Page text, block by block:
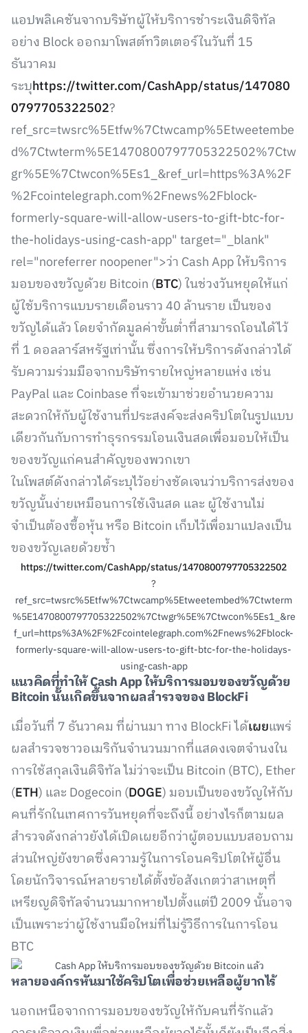
แอปพลิเคชันจากบริษัทผู้ให้บริการชำระเงินดิจิทัล
อย่าง Block ออกมาโพสต์ทวิตเตอร์ในวันที่ 15
ธันวาคม
ระบุhttps://twitter.com/CashApp/status/147080
0797705322502?
ref_src=twsrc%5Etfw%7Ctwcamp%5Etweetembe
d%7Ctwterm%5E1470800797705322502%7Ctw
gr%5E%7Ctwcon%5Es1_&ref_url=https%3A%2F
%2Fcointelegraph.com%2Fnews%2Fblock-
formerly-square-will-allow-users-to-gift-btc-for-
the-holidays-using-cash-app" target="_blank"
rel="noreferrer noopener">ว่า Cash App ให้บริการ
มอบของขวัญด้วย Bitcoin (BTC) ในช่วงวันหยุดให้แก่
ผู้ใช้บริการแบบรายเดือนราว 40 ล้านราย เป็นของ
ขวัญได้แล้ว โดยจำกัดมูลค่าขั้นต่ำที่สามารถโอนได้ไว้
ที่ 1 ดอลลาร์สหรัฐเท่านั้น ซึ่งการให้บริการดังกล่าวได้
รับความร่วมมือจากบริษัทรายใหญ่หลายแห่ง เช่น
PayPal และ Coinbase ที่จะเข้ามาช่วยอำนวยความ
สะดวกให้กับผู้ใช้งานที่ประสงค์จะส่งคริปโตในรูปแบบ
เดียวกันกับการทำธุรกรรมโอนเงินสดเพื่อมอบให้เป็น
ของขวัญแก่คนสำคัญของพวกเขา
ในโพสต์ดังกล่าวได้ระบุไว้อย่างชัดเจนว่าบริการส่งของ
ขวัญนั้นง่ายเหมือนการใช้เงินสด และ ผู้ใช้งานไม่
จำเป็นต้องซื้อหุ้น หรือ Bitcoin เก็บไว้เพื่อมาแปลงเป็น
ของขวัญเลยด้วยซ้ำ
https://twitter.com/CashApp/status/1470800797705322502
?
ref_src=twsrc%5Etfw%7Ctwcamp%5Etweetembed%7Ctwterm
%5E1470800797705322502%7Ctwgr%5E%7Ctwcon%5Es1_&re
f_url=https%3A%2F%2Fcointelegraph.com%2Fnews%2Fblock-
formerly-square-will-allow-users-to-gift-btc-for-the-holidays-
using-cash-app
แนวคิดที่ทำให้ Cash App ให้บริการมอบของขวัญด้วย
Bitcoin นั้นเกิดขึ้นจากผลสำรวจของ BlockFi
เมื่อวันที่ 7 ธันวาคม ที่ผ่านมา ทาง BlockFi ได้เผยแพร่
ผลสำรวจชาวอเมริกันจำนวนมากที่แสดงเจตจำนงใน
การใช้สกุลเงินดิจิทัล ไม่ว่าจะเป็น Bitcoin (BTC), Ether
(ETH) และ Dogecoin (DOGE) มอบเป็นของขวัญให้กับ
คนที่รักในเทศการวันหยุดที่จะถึงนี้ อย่างไรก็ตามผล
สำรวจดังกล่าวยังได้เปิดเผยอีกว่าผู้ตอบแบบสอบถาม
ส่วนใหญ่ยังขาดซึ่งความรู้ในการโอนคริปโตให้ผู้อื่น
โดยนักวิจารณ์หลายรายได้ตั้งข้อสังเกตว่าสาเหตุที่
เหรียญดิจิทัลจำนวนมากหายไปตั้งแต่ปี 2009 นั้นอาจ
เป็นเพราะว่าผู้ใช้งานมือใหม่ที่ไม่รู้วิธีการในการโอน
BTC
หลายองค์กรหันมาใช้คริปโตเพื่อช่วยเหลือผู้ยากไร้
นอกเหนือจากการมอบของขวัญให้กับคนที่รักแล้ว